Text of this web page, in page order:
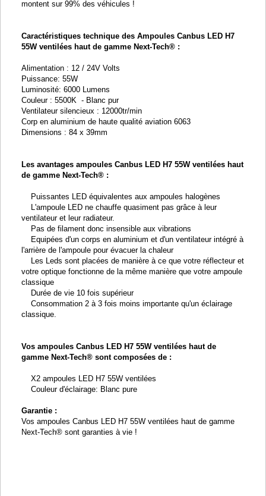
montent sur 99% des véhicules !
Caractéristiques technique des Ampoules Canbus LED H7
55W ventilées haut de gamme Next-Tech® :
Alimentation : 12 / 24V Volts
Puissance: 55W
Luminosité: 6000 Lumens
Couleur : 5500K - Blanc pur
Ventilateur silencieux : 12000tr/min
Corp en aluminium de haute qualité aviation 6063
Dimensions : 84 x 39mm
Les avantages ampoules Canbus LED H7 55W ventilées haut
de gamme Next-Tech® :
Puissantes LED équivalentes aux ampoules halogènes
L'ampoule LED ne chauffe quasiment pas grâce à leur
ventilateur et leur radiateur.
Pas de filament donc insensible aux vibrations
Equipées d'un corps en aluminium et d'un ventilateur intégré à
l'arrière de l'ampoule pour évacuer la chaleur
Les Leds sont placées de manière à ce que votre réflecteur et
votre optique fonctionne de la même manière que votre ampoule
classique
Durée de vie 10 fois supérieur
Consommation 2 à 3 fois moins importante qu'un éclairage
classique.
Vos ampoules Canbus LED H7 55W ventilées haut de
gamme Next-Tech® sont composées de :
X2 ampoules LED H7 55W ventilées
Couleur d'éclairage: Blanc pure
Garantie :
Vos ampoules Canbus LED H7 55W ventilées haut de gamme
Next-Tech® sont garanties à vie !